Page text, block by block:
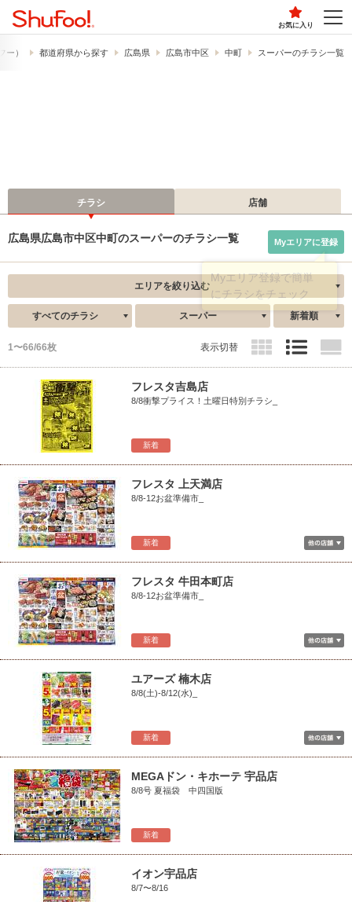
お気に入り
ー） 都道府県から探す 広島県 広島市中区 中町 スーパーのチラシ一覧
チラシ 店舗
広島県広島市中区中町のスーパーのチラシ一覧 Myエリアに登録
エリアを絞り込む
すべてのチラシ スーパー 新着順
1〜66/66枚 表示切替
新着
フレスタ吉島店
8/8衝撃プライス！土曜日特別チラシ_
新着
フレスタ 上天満店
8/8-12お盆準備市_
新着
フレスタ 牛田本町店
8/8-12お盆準備市_
新着
ユアーズ 楠木店
8/8(土)-8/12(水)_
新着
MEGAドン・キホーテ 宇品店
8/8号 夏福袋 中四国版
イオン宇品店
8/7〜8/16